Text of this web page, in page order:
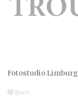
Fotostudio Limburg
Born